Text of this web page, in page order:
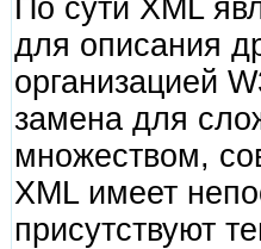
По сути XML
для описания
организацией
замена для
множеством,
XML имеет
присутствуют